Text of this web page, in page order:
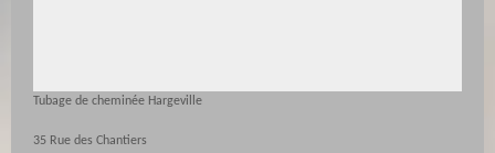
Tubage de cheminée Hargeville
35 Rue des Chantiers